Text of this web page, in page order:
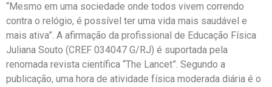
“Mesmo em uma sociedade onde todos vivem correndo
contra o relógio, é possível ter uma vida mais saudável e
mais ativa”. A afirmação da profissional de Educação Física
Juliana Souto (CREF 034047 G/RJ) é suportada pela
renomada revista científica “The Lancet”. Segundo a
publicação, uma hora de atividade física moderada diária é o